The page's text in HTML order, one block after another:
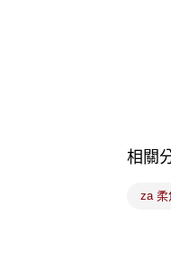
相關
za 柔